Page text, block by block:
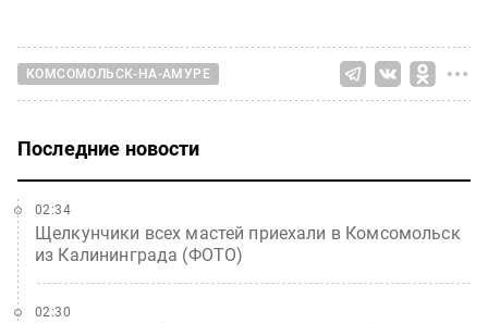
КОМСОМОЛЬСК-НА-АМУРЕ
Последние новости
Щелкунчики всех мастей приехали в Комсомольск
из Калининграда (ФОТО)
02:34
02:30